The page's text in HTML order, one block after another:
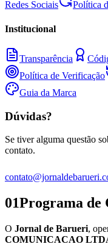
Redes Sociais
Política
Institucional
Transparência
Política de Verificação
Guia da Marca
Dúvidas?
Se tiver alguma questão
contato.
01Programa de
O Jornal de Barueri,
COMUNICACAO